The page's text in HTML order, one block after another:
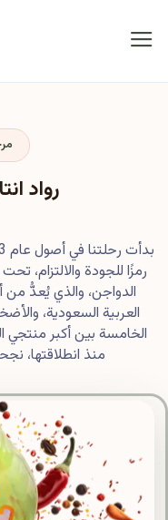
رواد
رمزًا للجودة والالتزام،
الدواجن، والذي يُعدُّ
العربية السعودية،
الخامسة بين أكبر
منذ انطلاقتها،